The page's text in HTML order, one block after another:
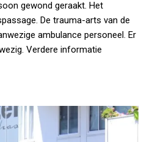
gewond geraakt. Het
De trauma-arts van de
ambulance personeel. Er
Verdere informatie